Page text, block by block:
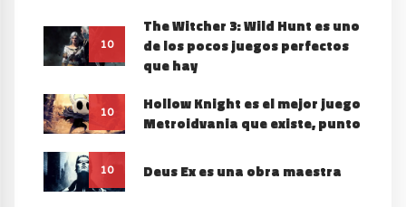
10
The Witcher 3: Wild Hunt es uno
de los pocos juegos perfectos
que hay
10
Hollow Knight es el mejor juego
Metroidvania que existe, punto
10 Deus Ex es una obra maestra